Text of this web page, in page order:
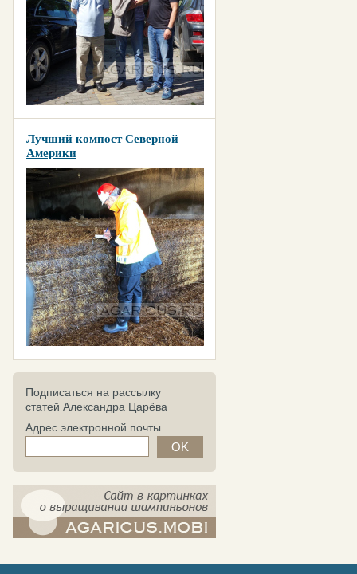
Лучший компост Северной
Америки
Подписаться на рассылку
статей Александра Царёва
Адрес электронной почты